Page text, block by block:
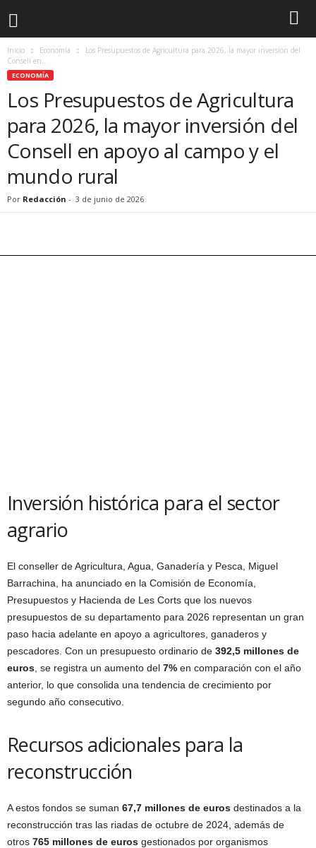
Inicio Economía
Los Presupuestos de Agricultura para 2026, la mayor inversión del
Consell en...
ECONOMÍA
Los Presupuestos de Agricultura
para 2026, la mayor inversión del
Consell en apoyo al campo y el
mundo rural
Por Redacción - 3 de junio de 2026
Inversión histórica para el sector
agrario
El conseller de Agricultura, Agua, Ganadería y Pesca, Miguel
Barrachina, ha anunciado en la Comisión de Economía,
Presupuestos y Hacienda de Les Corts que los nuevos
presupuestos de su departamento para 2026 representan un gran
paso hacia adelante en apoyo a agricultores, ganaderos y
pescadores. Con un presupuesto ordinario de 392,5 millones de
euros , se registra un aumento del 7% en comparación con el año
anterior, lo que consolida una tendencia de crecimiento por
segundo año consecutivo.
Recursos adicionales para la
reconstrucción
A estos fondos se suman 67,7 millones de euros destinados a la
reconstrucción tras las riadas de octubre de 2024, además de
otros 765 millones de euros gestionados por organismos